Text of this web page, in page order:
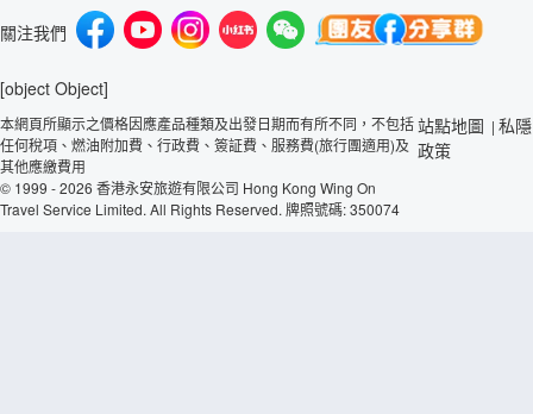
關注我們
[object Object]
本網頁所顯示之價格因應產品種類及出發日期而有所不同，不包括
任何稅項、燃油附加費、行政費、簽証費、服務費(旅行團適用)及
其他應繳費用
© 1999 - 2026 香港永安旅遊有限公司 Hong Kong Wing On
Travel Service Limited. All Rights Reserved. 牌照號碼: 350074
站點地圖 | 私隱
政策